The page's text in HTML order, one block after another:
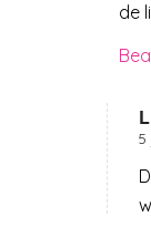
de
5